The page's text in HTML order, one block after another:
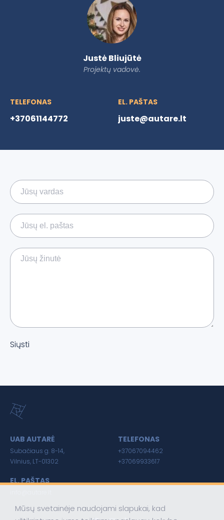
Justė Bliujūtė
Projektų vadovė.
TELEFONAS
+37061144772
EL. PAŠTAS
juste@autare.lt
Siųsti
UAB AUTARĖ
Subačiaus g. 8-14,
Vilnius, LT-01302
TELEFONAS
+37067094462
+37069933617
EL. PAŠTAS
Mūsų svetainėje naudojami slapukai, kad